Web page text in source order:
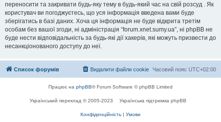
переносити та закривати будь-яку тему в будь-який час на свій розсуд . Як
користувач ви погоджуєтесь, що уся інформація введена вами буде
зберігатись в базі даних. Хоча ця інформація не буде відкрита третім
особам без вашої згоди, ні адміністрація “forum.xnet.sumy.ua”, ні phpBB не
буде нести відповідальність за будь-які дії хакерів, які можуть призвести до
несанкціонованого доступу до неї.
Список форумів Часовий пояс UTC+02:00
Видалити файли cookie
Працює на phpBB® Forum Software © phpBB Limited
Український переклад © 2005-2023 Українська підтримка phpBB
Конфіденційність | Умови